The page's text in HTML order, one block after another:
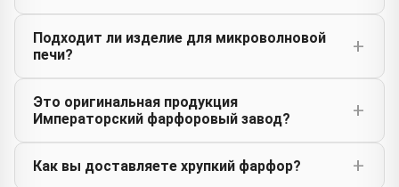
Подходит ли изделие для микроволновой
печи?
Это оригинальная продукция
Императорский фарфоровый завод?
Как вы доставляете хрупкий фарфор?